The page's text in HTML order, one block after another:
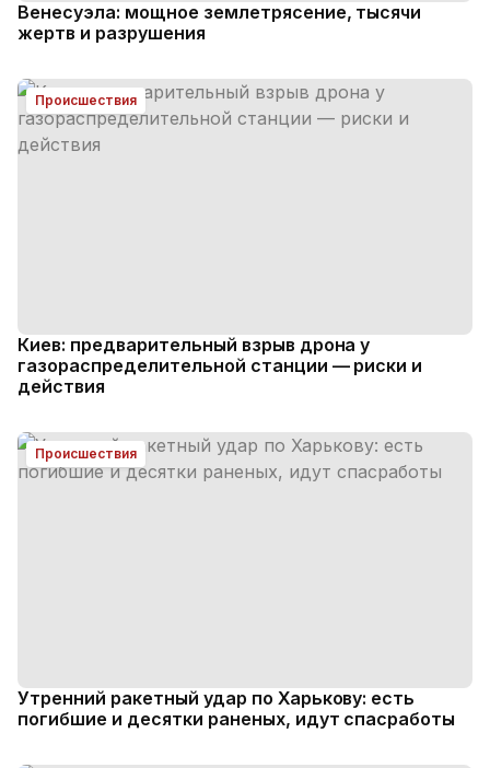
Венесуэла: мощное землетрясение, тысячи
жертв и разрушения
Происшествия
Киев: предварительный взрыв дрона у
газораспределительной станции — риски и
действия
Происшествия
Утренний ракетный удар по Харькову: есть
погибшие и десятки раненых, идут спасработы